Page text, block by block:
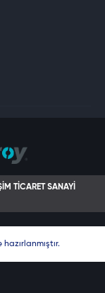
TİCARET SANAYİ